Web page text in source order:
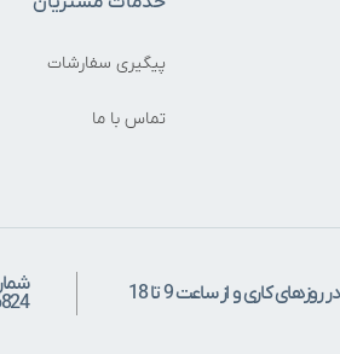
پیگیری سفارشات
تماس با ما
کاری و از ساعت 9 تا 18